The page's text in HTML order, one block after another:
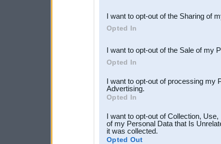
Downstream Participants
third parties.
I want to opt-out of the Sharing of
Opted In
I want to opt-out of the Sale of my
Opted In
I want to opt-out of processing my
Advertising.
Opted In
I want to opt-out of Collection,
of my Personal Data that Is
it was collected.
Opted Out